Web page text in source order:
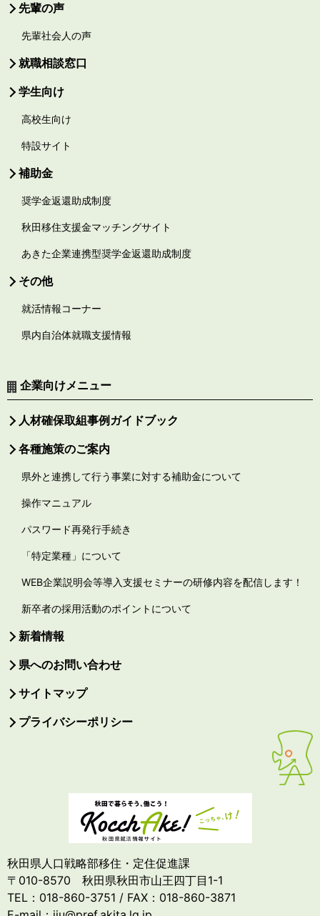
先輩の声
先輩社会人の声
就職相談窓口
学生向け
高校生向け
特設サイト
補助金
奨学金返還助成制度
秋田移住支援金マッチングサイト
あきた企業連携型奨学金返還助成制度
その他
就活情報コーナー
県内自治体就職支援情報
企業向けメニュー
人材確保取組事例ガイドブック
各種施策のご案内
県外と連携して行う事業に対する補助金について
操作マニュアル
パスワード再発行手続き
「特定業種」について
WEB企業説明会等導入支援セミナーの研修内容を配信します！
新卒者の採用活動のポイントについて
新着情報
県へのお問い合わせ
サイトマップ
プライバシーポリシー
秋田県人口戦略部移住・定住促進課
〒010-8570 秋田県秋田市山王四丁目1-1
TEL：018-860-3751 / FAX：018-860-3871